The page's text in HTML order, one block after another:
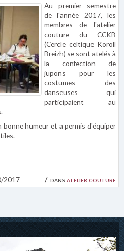
2017 dans atelier couture
Au premier semestre
de l'année 2017, les
membres de l'atelier
couture du CCKB
(Cercle celtique Koroll
Breizh) se sont atelés à
la confection de
jupons pour les
costumes des
danseuses qui
participaient au
bonne humeur et a permis d'équiper